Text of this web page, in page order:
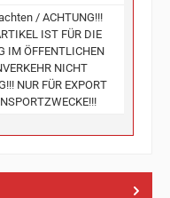
/ ACHTUNG!!!
IST FÜR DIE
IM ÖFFENTLICHEN
NICHT
NUR FÜR EXPORT